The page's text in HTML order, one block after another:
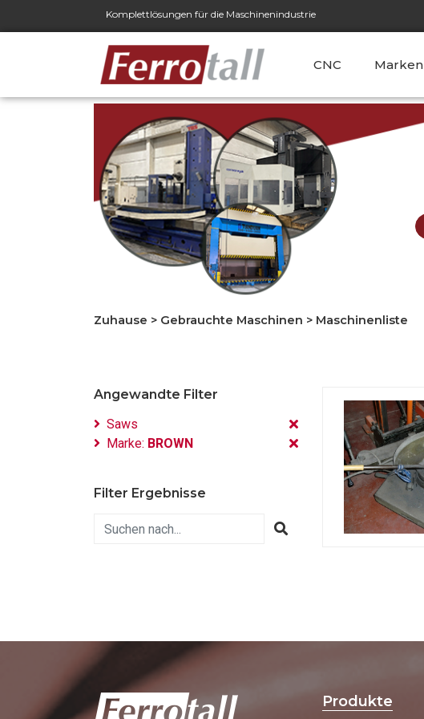
CNC Marken
Komplettlösungen für die Maschinenindustrie
Zuhause > Gebrauchte Maschinen > Maschinenliste
Angewandte Filter
Saws
Marke: BROWN
Filter Ergebnisse
Produkte